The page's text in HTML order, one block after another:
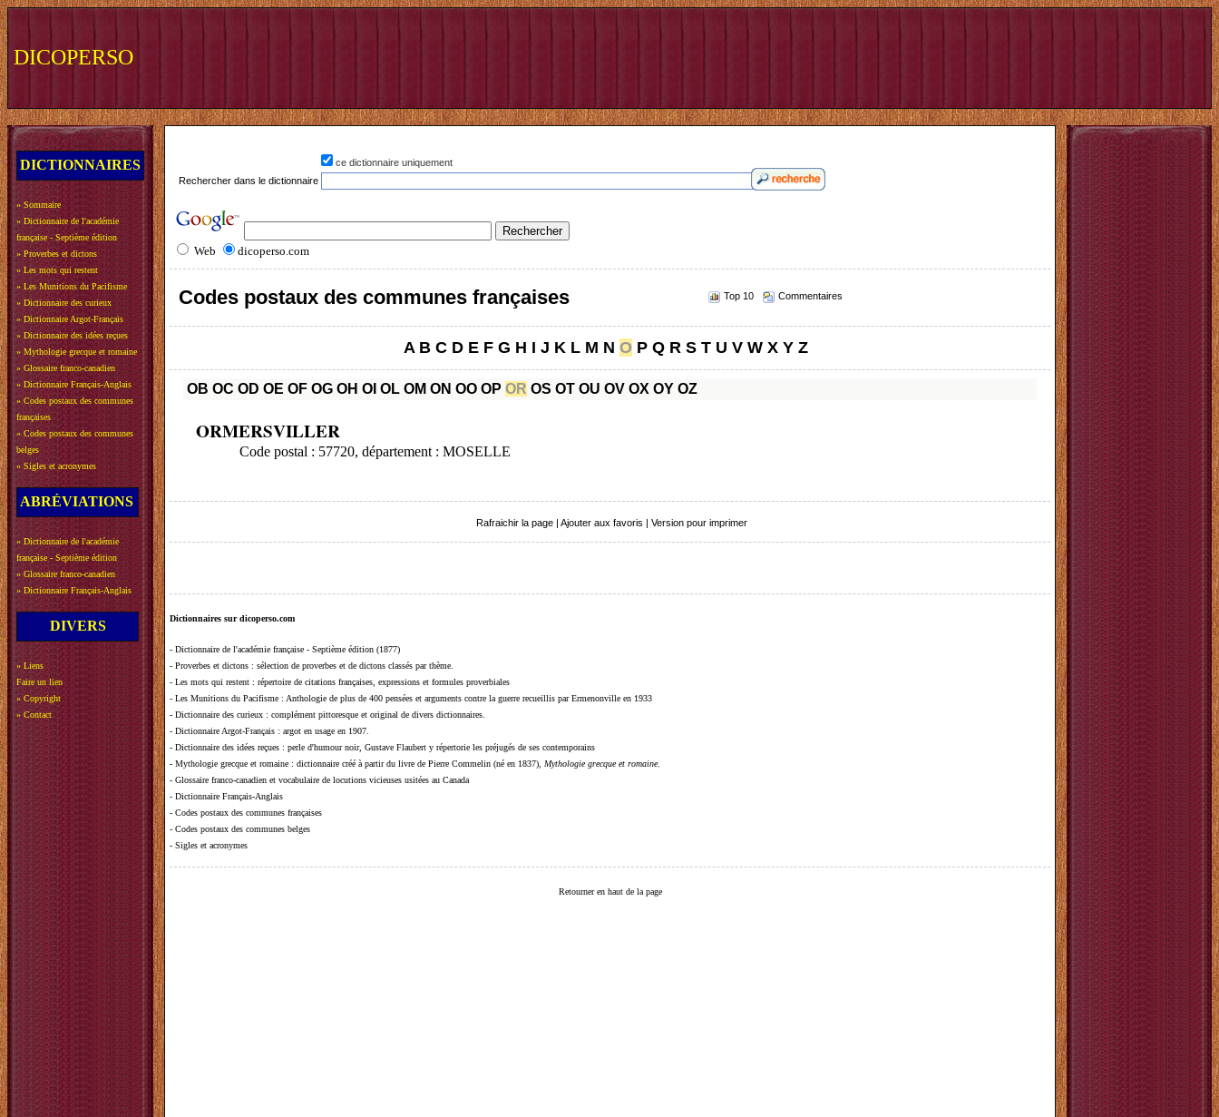
DICOPERSO
DICTIONNAIRES
» Sommaire
» Dictionnaire de l'académie
française - Septième édition
» Proverbes et dictons
» Les mots qui restent
» Les Munitions du Pacifisme
» Dictionnaire des curieux
» Dictionnaire Argot-Français
» Dictionnaire des idées reçues
» Mythologie grecque et romaine
» Glossaire franco-canadien
» Dictionnaire Français-Anglais
» Codes postaux des communes
françaises
» Codes postaux des communes
belges
» Sigles et acronymes
ABRÉVIATIONS
» Dictionnaire de l'académie
française - Septième édition
» Glossaire franco-canadien
» Dictionnaire Français-Anglais
DIVERS
» Liens
Faire un lien
» Copyright
» Contact
ce dictionnaire uniquement
Rechercher dans le dictionnaire
Web dicoperso.com
Codes postaux des communes françaises Top 10 Commentaires
A B C D E F G H I J K L M N O P Q R S T U V W X Y Z
OB OC OD OE OF OG OH OI OL OM ON OO OP OR OS OT OU OV OX OY OZ
ORMERSVILLER
Code postal : 57720, département : MOSELLE
Rafraichir la page | Ajouter aux favoris | Version pour imprimer
Dictionnaires sur dicoperso.com
- Dictionnaire de l'académie française - Septième édition (1877)
- Proverbes et dictons : sélection de proverbes et de dictons classés par thème.
- Les mots qui restent : répertoire de citations françaises, expressions et formules proverbiales
- Les Munitions du Pacifisme : Anthologie de plus de 400 pensées et arguments contre la guerre recueillis par Ermenonville en 1933
- Dictionnaire des curieux : complément pittoresque et original de divers dictionnaires.
- Dictionnaire Argot-Français : argot en usage en 1907.
- Dictionnaire des idées reçues : perle d'humour noir, Gustave Flaubert y répertorie les préjugés de ses contemporains
- Mythologie grecque et romaine : dictionnaire créé à partir du livre de Pierre Commelin (né en 1837), Mythologie grecque et romaine.
- Glossaire franco-canadien et vocabulaire de locutions vicieuses usitées au Canada
- Dictionnaire Français-Anglais
- Codes postaux des communes françaises
- Codes postaux des communes belges
- Sigles et acronymes
Retourner en haut de la page